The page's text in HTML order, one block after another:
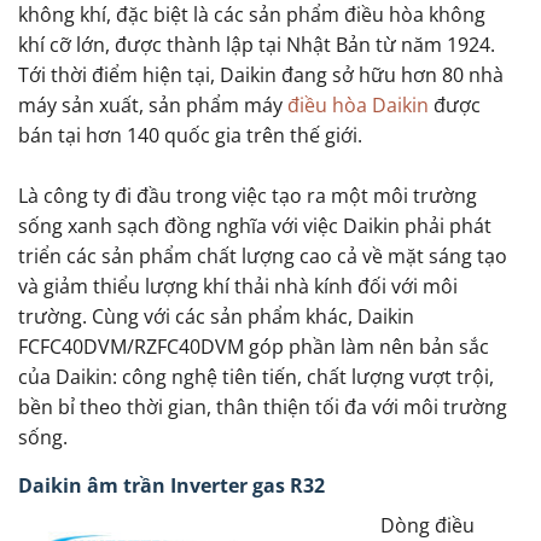
không khí, đặc biệt là các sản phẩm điều hòa không
khí cỡ lớn, được thành lập tại Nhật Bản từ năm 1924.
Tới thời điểm hiện tại, Daikin đang sở hữu hơn 80 nhà
máy sản xuất, sản phẩm máy điều hòa Daikin được
bán tại hơn 140 quốc gia trên thế giới.
Là công ty đi đầu trong việc tạo ra một môi trường
sống xanh sạch đồng nghĩa với việc Daikin phải phát
triển các sản phẩm chất lượng cao cả về mặt sáng tạo
và giảm thiểu lượng khí thải nhà kính đối với môi
trường. Cùng với các sản phẩm khác, Daikin
FCFC40DVM/RZFC40DVM góp phần làm nên bản sắc
của Daikin: công nghệ tiên tiến, chất lượng vượt trội,
bền bỉ theo thời gian, thân thiện tối đa với môi trường
sống.
Daikin âm trần Inverter gas R32
Dòng điều